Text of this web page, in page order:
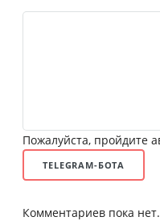
Пожалуйста, пройдите
TELEGRAM-БОТА
Комментариев пока нет.